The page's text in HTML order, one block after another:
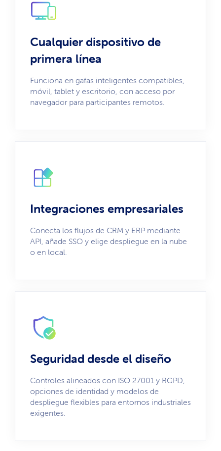
Cualquier dispositivo de
primera línea
Funciona en gafas inteligentes compatibles,
móvil, tablet y escritorio, con acceso por
navegador para participantes remotos.
Integraciones empresariales
Conecta los flujos de CRM y ERP mediante
API, añade SSO y elige despliegue en la nube
o en local.
Seguridad desde el diseño
Controles alineados con ISO 27001 y RGPD,
opciones de identidad y modelos de
despliegue flexibles para entornos industriales
exigentes.